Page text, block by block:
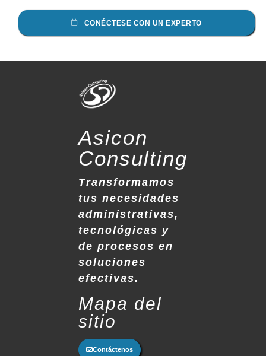
CONÉCTESE CON UN EXPERTO
Asicon
Consulting
Transformamos
tus necesidades
administrativas,
tecnológicas y
de procesos en
soluciones
efectivas.
Mapa del
sitio
Contáctenos